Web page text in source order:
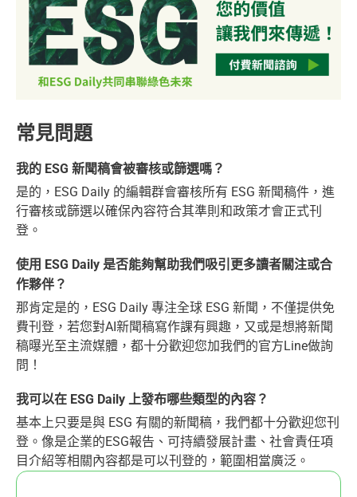
常見問題
我的 ESG 新聞稿會被審核或篩選嗎？
是的，ESG Daily 的編輯群會審核所有 ESG 新聞稿件，進
行審核或篩選以確保內容符合其準則和政策才會正式刊
登。
使用 ESG Daily 是否能夠幫助我們吸引更多讀者關注或合
作夥伴？
那肯定是的，ESG Daily 專注全球 ESG 新聞，不僅提供免
費刊登，若您對AI新聞稿寫作課有興趣，又或是想將新聞
稿曝光至主流媒體，都十分歡迎您加我們的官方Line做詢
問！
我可以在 ESG Daily 上發布哪些類型的內容？
基本上只要是與 ESG 有關的新聞稿，我們都十分歡迎您刊
登。像是企業的ESG報告、可持續發展計畫、社會責任項
目介紹等相關內容都是可以刊登的，範圍相當廣泛。